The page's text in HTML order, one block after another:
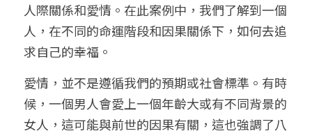
人際關係和愛情。在此案例中，我們了解到一個
人，在不同的命運階段和因果關係下，如何去追
求自己的幸福。
愛情，並不是遵循我們的預期或社會標準。有時
候，一個男人會愛上一個年齡大或有不同背景的
女人，這可能與前世的因果有關，這也強調了八